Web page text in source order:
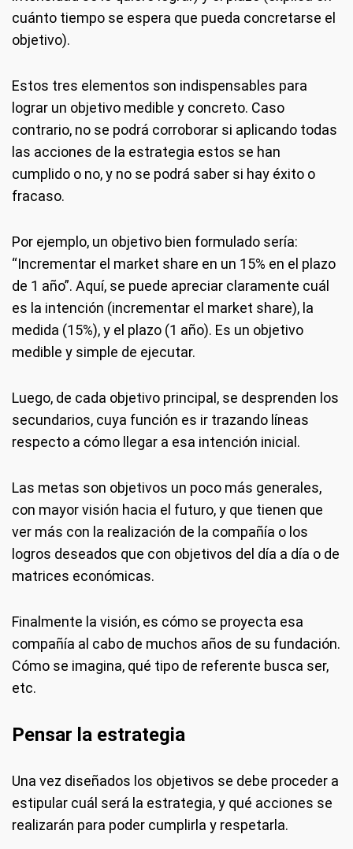
cuánto tiempo se espera que pueda concretarse el
objetivo).
Estos tres elementos son indispensables para
lograr un objetivo medible y concreto. Caso
contrario, no se podrá corroborar si aplicando todas
las acciones de la estrategia estos se han
cumplido o no, y no se podrá saber si hay éxito o
fracaso.
Por ejemplo, un objetivo bien formulado sería:
“Incrementar el market share en un 15% en el plazo
de 1 año”. Aquí, se puede apreciar claramente cuál
es la intención (incrementar el market share), la
medida (15%), y el plazo (1 año). Es un objetivo
medible y simple de ejecutar.
Luego, de cada objetivo principal, se desprenden los
secundarios, cuya función es ir trazando líneas
respecto a cómo llegar a esa intención inicial.
Las metas son objetivos un poco más generales,
con mayor visión hacia el futuro, y que tienen que
ver más con la realización de la compañía o los
logros deseados que con objetivos del día a día o de
matrices económicas.
Finalmente la visión, es cómo se proyecta esa
compañía al cabo de muchos años de su fundación.
Cómo se imagina, qué tipo de referente busca ser,
etc.
Pensar la estrategia
Una vez diseñados los objetivos se debe proceder a
estipular cuál será la estrategia, y qué acciones se
realizarán para poder cumplirla y respetarla.